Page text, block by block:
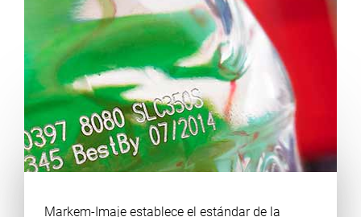
Markem-Imaje establece el estándar de la